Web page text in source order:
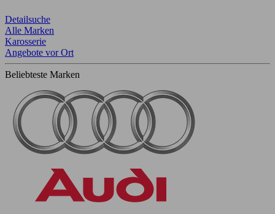
Detailsuche
Alle Marken
Karosserie
Angebote vor Ort
Beliebteste Marken